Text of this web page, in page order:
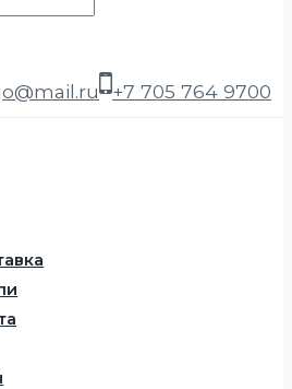
+7 705 764 9700